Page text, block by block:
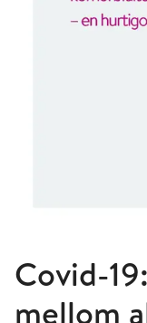
Covid-
mellom